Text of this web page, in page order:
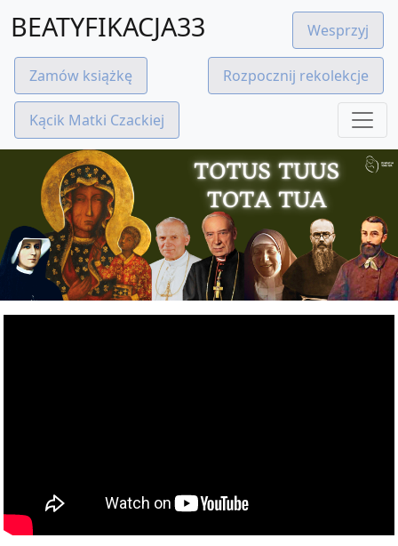
BEATYFIKACJA33 Wesprzyj
Zamów książkę Rozpocznij rekolekcje
Kącik Matki Czackiej